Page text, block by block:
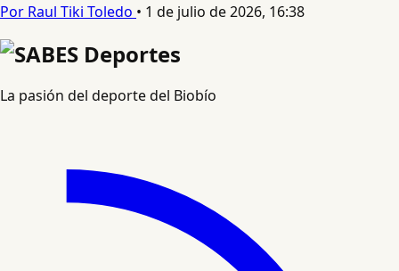
Por Raul Tiki Toledo • 1 de julio de 2026, 16:38
La pasión del deporte del Biobío